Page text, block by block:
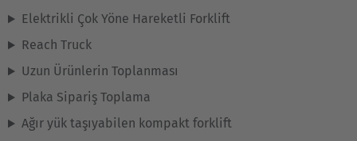
Česká republika
Deutschland
Deutsch
Elektrikli Çok Yöne Hareketli Forklift
Reach Truck
Uzun Ürünlerin Toplanması
Plaka Sipariş Toplama
Ağır yük taşıyabilen kompakt forklift